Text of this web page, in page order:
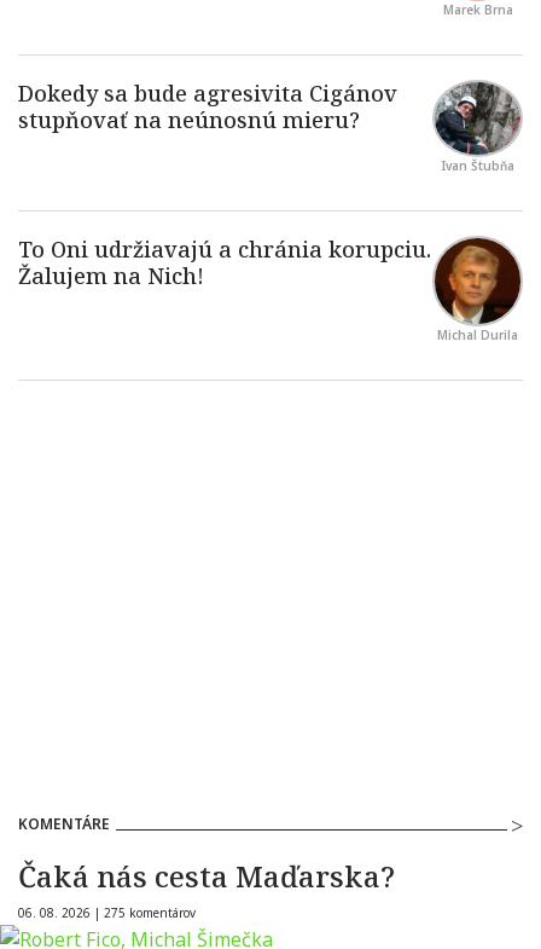
Marek Brna
Ivan Štubňa
Michal Durila
KOMENTÁRE
Čaká nás cesta Maďarska?
06. 08. 2026 | 275 komentárov